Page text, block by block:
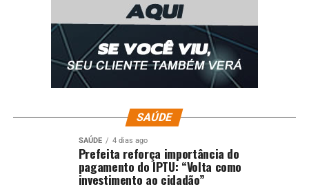
SAÚDE
SAÚDE 4 dias ago
Prefeita reforça importância do
pagamento do IPTU: “Volta como
investimento ao cidadão”